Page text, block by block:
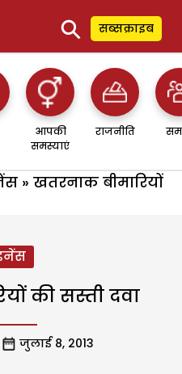
⚲ सब्सक्राइब
आपकी
समस्याएं
राजनीति
» खतरनाक बीमारियों
की सस्ती दवा
जुलाई 8, 2013